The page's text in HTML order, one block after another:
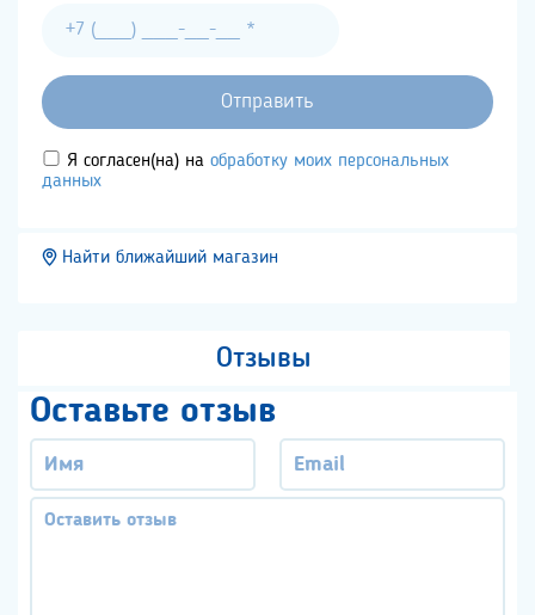
Я согласен(на) на обработку моих персональных
данных
Найти ближайший магазин
Отзывы
Оставьте отзыв